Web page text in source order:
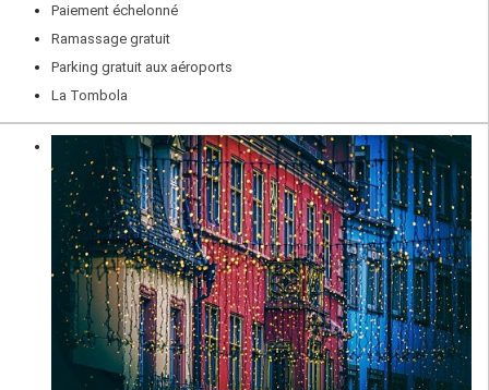
Paiement échelonné
Ramassage gratuit
Parking gratuit aux aéroports
La Tombola